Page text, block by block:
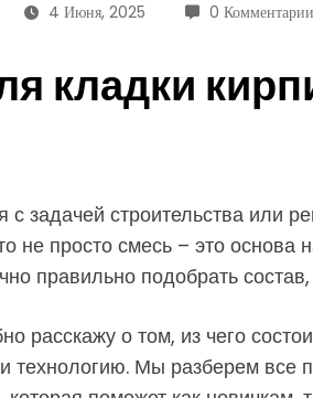
4 Июня, 2025 0 Комментарии
кладки
с задачей строительства или
не просто смесь – это основа
правильно подобрать
расскажу о том, из чего
технологию. Мы разберем все